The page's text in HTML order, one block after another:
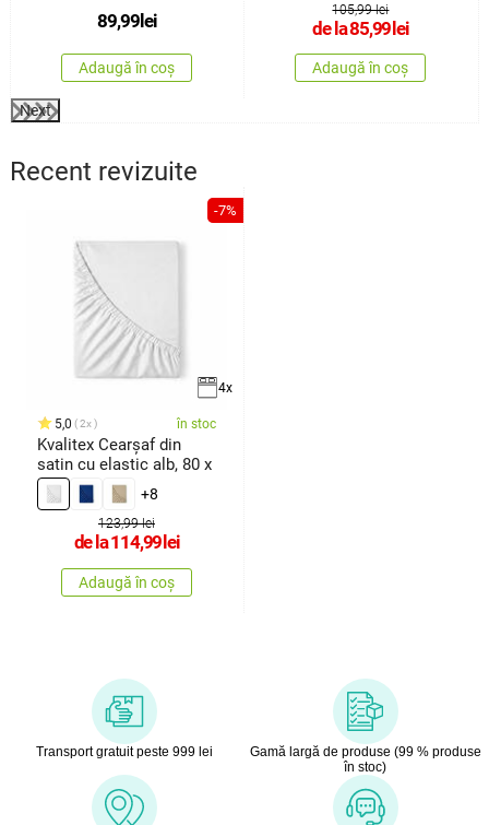
89,99lei
Adaugă în coș
105,99 lei
de la85,99lei
Adaugă în coș
Next
Recent revizuite
-7%
4x
5,0 2x în stoc
Kvalitex Cearșaf din
satin cu elastic alb, 80 x
+8
123,99 lei
de la114,99 lei
Adaugă în coș
Transport gratuit peste 999 lei
Gamă largă de produse (99 % produse
în stoc)